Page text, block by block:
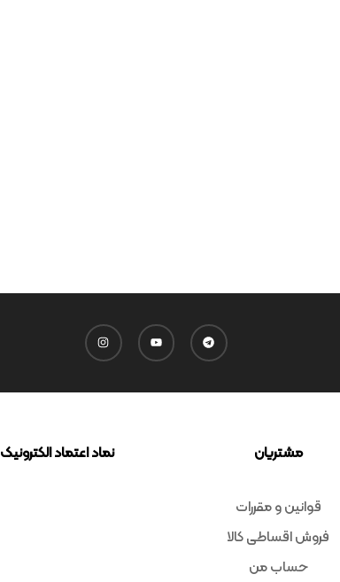
مشتریان
قوانین و مقررات
فروش اقساطی کالا
حساب من
نماد اعتماد الکترونیک